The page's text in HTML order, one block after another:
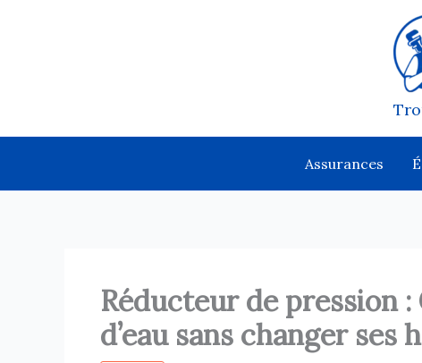
Assurances
Réducteur de pression
d’eau sans changer ses